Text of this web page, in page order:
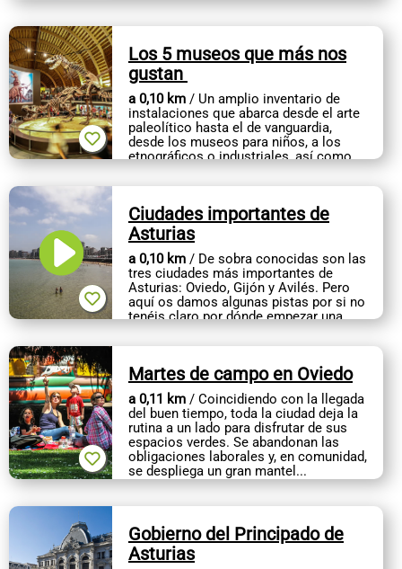
Los 5 museos que más nos
gustan
a 0,10 km / Un amplio inventario de
instalaciones que abarca desde el arte
paleolítico hasta el de vanguardia,
desde los museos para niños, a los
etnográficos o industriales, así como
Ciudades importantes de
Asturias
a 0,10 km / De sobra conocidas son las
tres ciudades más importantes de
Asturias: Oviedo, Gijón y Avilés. Pero
aquí os damos algunas pistas por si no
tenéis claro por dónde empezar una
Martes de campo en Oviedo
a 0,11 km / Coincidiendo con la llegada
del buen tiempo, toda la ciudad deja la
rutina a un lado para disfrutar de sus
espacios verdes. Se abandonan las
obligaciones laborales y, en comunidad,
se despliega un gran mantel...
Gobierno del Principado de
Asturias